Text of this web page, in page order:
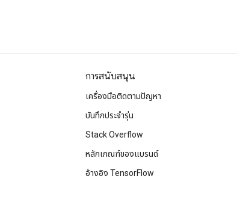
การสนับสนุน
เครื่องมือติดตามปัญหา
บันทึกประจำรุ่น
Stack Overflow
หลักเกณฑ์ของแบรนด์
อ้างอิง TensorFlow